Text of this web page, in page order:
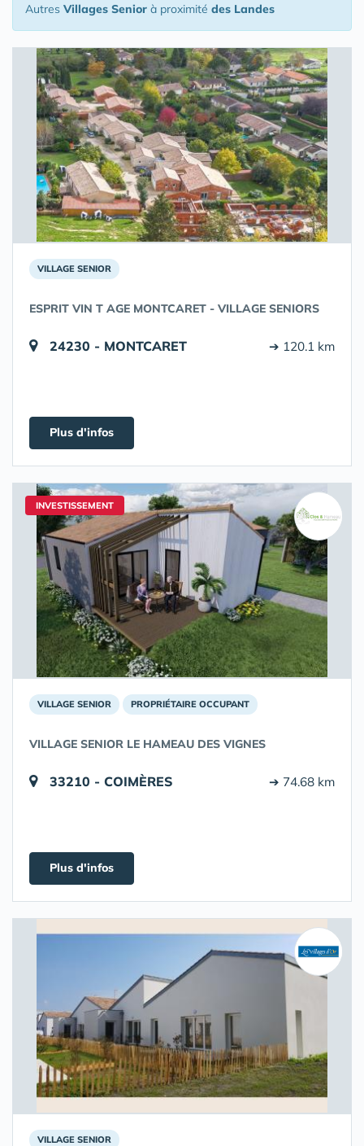
Autres Villages Senior à proximité des Landes
VILLAGE SENIOR
ESPRIT VIN T AGE MONTCARET - VILLAGE SENIORS
24230 - MONTCARET ➔ 120.1 km
Plus d'infos
INVESTISSEMENT
VILLAGE SENIOR PROPRIÉTAIRE OCCUPANT
VILLAGE SENIOR LE HAMEAU DES VIGNES
33210 - COIMÈRES ➔ 74.68 km
Plus d'infos
VILLAGE SENIOR